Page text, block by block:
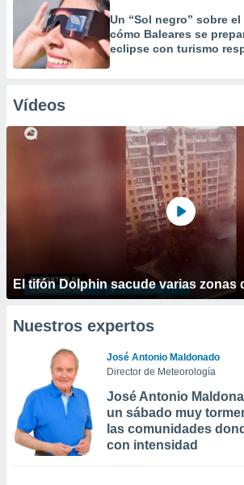
Un “Sol negro” sobre
cómo Baleares se
eclipse con turismo
Vídeos
El tifón Dolphin sacude varias zonas
Nuestros expertos
José Antonio Maldonado
Director de Meteorología
José Antonio
un sábado muy
las comunidades
con intensidad